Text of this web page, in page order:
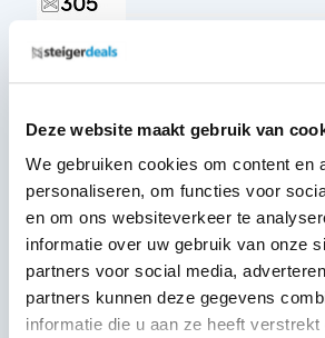
Deze website maakt gebruik van
We gebruiken cookies om content en
personaliseren, om functies voor
en om ons websiteverkeer te
informatie over uw gebruik van onze
partners voor social media,
partners kunnen deze gegevens
informatie die u aan ze heeft verstrekt
Horizontale
Artikelcode:
1x
Kantplankset
Artikelcode:
4x
Wiel nylon +
cm